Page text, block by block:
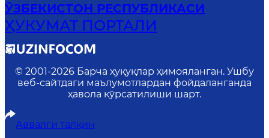
ЎЗБЕКИСТОН РЕСПУБЛИКАСИ
ҲУКУМАТ ПОРТАЛИ
© 2001-2026 Барча ҳуқуқлар ҳимояланган. Ушбу
веб-сайтдаги маълумотлардан фойдаланганда
ҳавола кўрсатилиши шарт.
Аввалги талқин